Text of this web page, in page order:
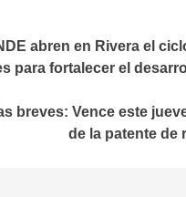
abren en Rivera el
para fortalecer el
breves: Vence este
de la patente de